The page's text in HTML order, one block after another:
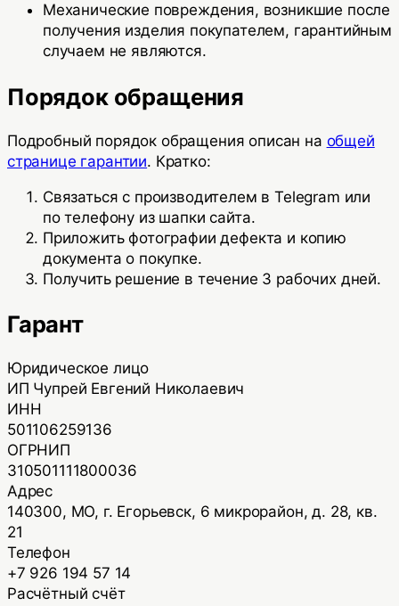
Механические повреждения, возникшие после
получения изделия покупателем, гарантийным
случаем не являются.
Порядок обращения
Подробный порядок обращения описан на общей
странице гарантии. Кратко:
Связаться с производителем в Telegram или
по телефону из шапки сайта.
Приложить фотографии дефекта и копию
документа о покупке.
Получить решение в течение 3 рабочих дней.
Гарант
Юридическое лицо
ИП Чупрей Евгений Николаевич
ИНН
501106259136
ОГРНИП
310501111800036
Адрес
140300, МО, г. Егорьевск, 6 микрорайон, д. 28, кв.
21
Телефон
+7 926 194 57 14
Расчётный счёт